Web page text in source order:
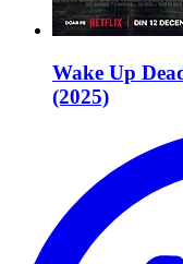
Wake Up
(2025)